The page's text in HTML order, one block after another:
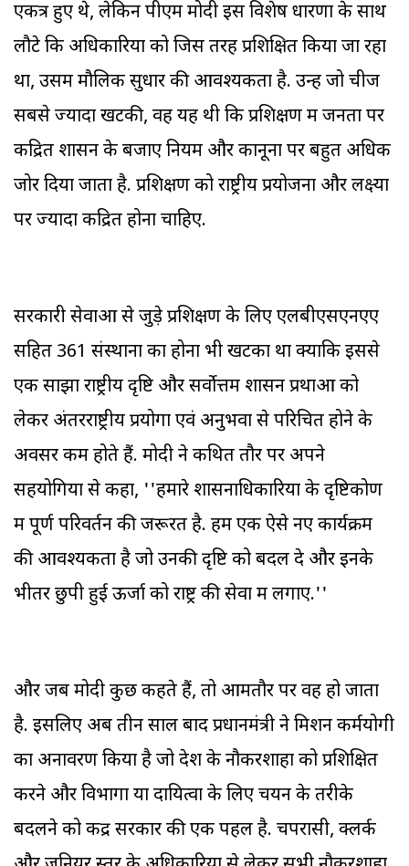
एकत्र हुए थे, लेकिन पीएम मोदी इस विशेष धारणा के साथ
लौटे कि अधिकारियों को जिस तरह प्रशिक्षित किया जा रहा
था, उसमें मौलिक सुधार की आवश्यकता है. उन्हें जो चीज
सबसे ज्यादा खटकी, वह यह थी कि प्रशिक्षण में जनता पर
केंद्रित शासन के बजाए नियम और कानूनों पर बहुत अधिक
जोर दिया जाता है. प्रशिक्षण को राष्ट्रीय प्रयोजनों और लक्ष्यों
पर ज्यादा केंद्रित होना चाहिए.
सरकारी सेवाओं से जुड़े प्रशिक्षण के लिए एलबीएसएनएए
सहित 361 संस्थानों का होना भी खटका था क्योंकि इससे
एक साझा राष्ट्रीय दृष्टि और सर्वोत्तम शासन प्रथाओं को
लेकर अंतरराष्ट्रीय प्रयोगों एवं अनुभवों से परिचित होने के
अवसर कम होते हैं. मोदी ने कथित तौर पर अपने
सहयोगियों से कहा, ''हमारे शासनाधिकारियों के दृष्टिकोण
में पूर्ण परिवर्तन की जरूरत है. हमें एक ऐसे नए कार्यक्रम
की आवश्यकता है जो उनकी दृष्टि को बदल दे और इनके
भीतर छुपी हुई ऊर्जा को राष्ट्र की सेवा में लगाए.''
और जब मोदी कुछ कहते हैं, तो आमतौर पर वह हो जाता
है. इसलिए अब तीन साल बाद प्रधानमंत्री ने मिशन कर्मयोगी
का अनावरण किया है जो देश के नौकरशाहों को प्रशिक्षित
करने और विभागों या दायित्वों के लिए चयन के तरीके
बदलने को केंद्र सरकार की एक पहल है. चपरासी, क्लर्क